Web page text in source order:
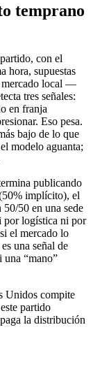
temprano
con el
hora, supuestas
mercado local —
tres señales:
en franja
Eso pesa.
bajo de lo que
modelo aguanta;
publicando
implícito), el
50 en una sede
por logística ni por
el mercado lo
una señal de
una “mano”
Unidos compite
partido
la distribución